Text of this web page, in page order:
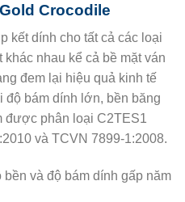
Crocodile
kết dính cho tất cả các loại
nhau kể cả bề mặt ván
đem lại hiệu quả kinh tế
độ bám dính lớn, bền băng
được phân loại C2TES1
và TCVN 7899-1:2008.
và độ bám dính gấp năm